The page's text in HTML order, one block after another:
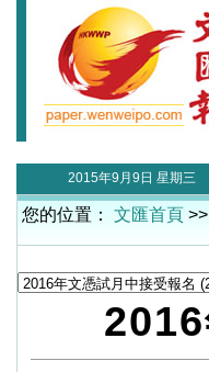
2015年9月9日 星期三
您的位置： 文匯首頁 >>